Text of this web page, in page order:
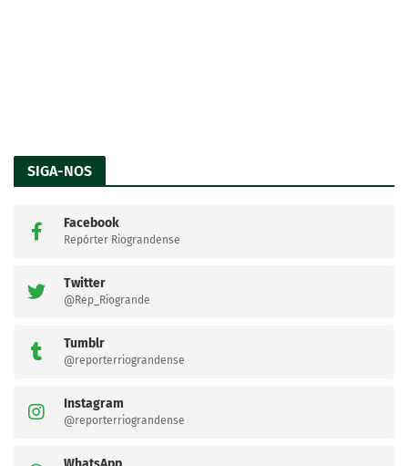
SIGA-NOS
Facebook
Repórter Riograndense
Twitter
@Rep_Riogrande
Tumblr
@reporterriograndense
Instagram
@reporterriograndense